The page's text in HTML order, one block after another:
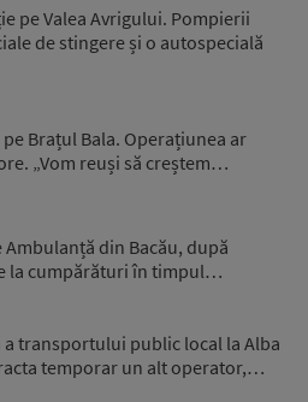
pe Valea Avrigului. Pompierii
de stingere și o autospecială
Brațul Bala. Operațiunea ar
„Vom reuși să creștem…
din Bacău, după
la cumpărături în timpul…
transportului public local la Alba
temporar un alt operator,…